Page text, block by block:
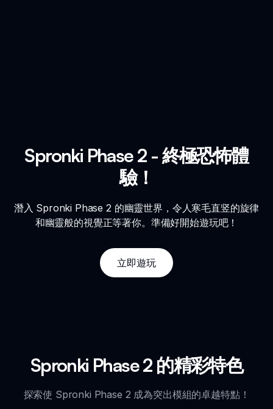
Spronki Phase 2 - 終極恐怖體
驗！
潛入 Spronki Phase 2 的幽靈世界，令人寒毛直竖的旋律
和幽靈般的視覺正等著你。準備好開始遊玩吧！
立即遊玩
Spronki Phase 2 的精彩特色
探索使 Spronki Phase 2 成為突出模組的卓越特點！